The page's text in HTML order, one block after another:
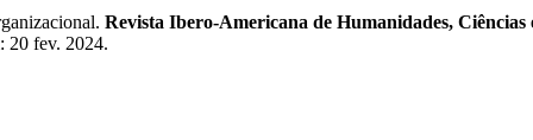
Revista Ibero-Americana de Humanidades, Ciências
20 fev. 2024.​